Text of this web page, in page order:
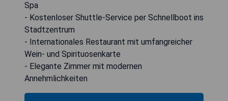
Spa
- Kostenloser Shuttle-Service per Schnellboot ins
Stadtzentrum
- Internationales Restaurant mit umfangreicher
Wein- und Spirituosenkarte
- Elegante Zimmer mit modernen
Annehmlichkeiten